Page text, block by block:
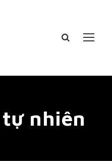
nhiên